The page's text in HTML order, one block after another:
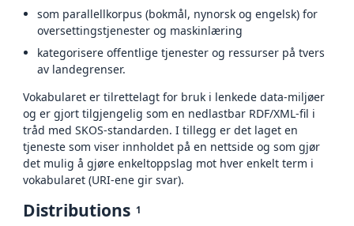
som parallellkorpus (bokmål, nynorsk og engelsk) for
oversettingstjenester og maskinlæring
kategorisere offentlige tjenester og ressurser på tvers
av landegrenser.
Vokabularet er tilrettelagt for bruk i lenkede data-miljøer
og er gjort tilgjengelig som en nedlastbar RDF/XML-fil i
tråd med SKOS-standarden. I tillegg er det laget en
tjeneste som viser innholdet på en nettside og som gjør
det mulig å gjøre enkeltoppslag mot hver enkelt term i
vokabularet (URI-ene gir svar).
Distributions 1